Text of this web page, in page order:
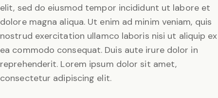
elit, sed do eiusmod tempor incididunt ut labore et
dolore magna aliqua. Ut enim ad minim veniam, quis
nostrud exercitation ullamco laboris nisi ut aliquip ex
ea commodo consequat. Duis aute irure dolor in
reprehenderit. Lorem ipsum dolor sit amet,
consectetur adipiscing elit.